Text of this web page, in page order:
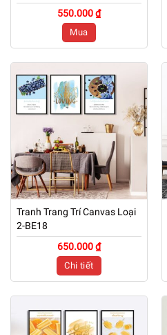
TG01
550.000 ₫
Mua
Tranh Trang Trí Canvas Loại
2-BE18
650.000 ₫
Chi tiết